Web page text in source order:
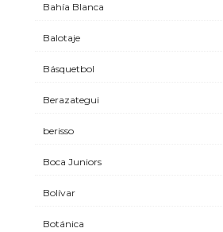
Bahía Blanca
Balotaje
Básquetbol
Berazategui
berisso
Boca Juniors
Bolívar
Botánica